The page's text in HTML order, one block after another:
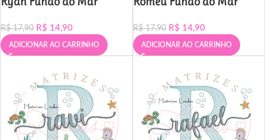
R$17,90 R$ 14,90
ADICIONAR AO CARRINHO
R$17,90 R$ 14,90
ADICIONAR AO CARRINHO